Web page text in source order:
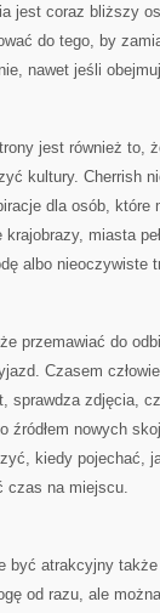
jest coraz bliższy
do tego, by
nawet jeśli
jest również to,
kultury. Cherrish
dla osób,
krajobrazy, miasta
albo nieoczywiste
przemawiać do
Czasem
sprawdza zdjęcia,
źródłem nowych
kiedy pojechać,
czas na miejscu.
być atrakcyjny
od razu, ale